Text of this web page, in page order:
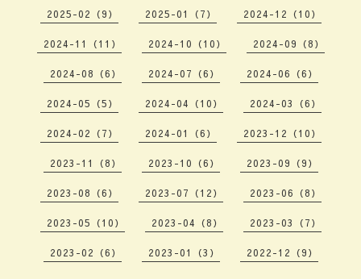
2025-02（9） 2025-01（7） 2024-12（10）
2024-11（11） 2024-10（10） 2024-09（8）
2024-08（6） 2024-07（6） 2024-06（6）
2024-05（5） 2024-04（10） 2024-03（6）
2024-02（7） 2024-01（6） 2023-12（10）
2023-11（8） 2023-10（6） 2023-09（9）
2023-08（6） 2023-07（12） 2023-06（8）
2023-05（10） 2023-04（8） 2023-03（7）
2023-02（6） 2023-01（3） 2022-12（9）